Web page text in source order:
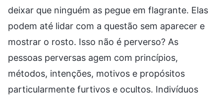
deixar que ninguém as pegue em flagrante. Elas
podem até lidar com a questão sem aparecer e
mostrar o rosto. Isso não é perverso? As
pessoas perversas agem com princípios,
métodos, intenções, motivos e propósitos
particularmente furtivos e ocultos. Indivíduos